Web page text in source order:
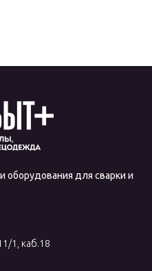
оборудования для сварки и
1, каб.18